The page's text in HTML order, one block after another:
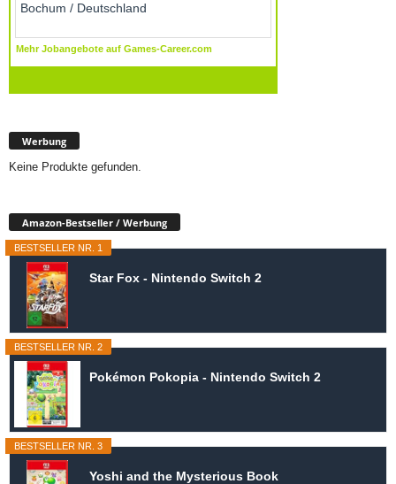
Werbung
Keine Produkte gefunden.
Amazon-Bestseller / Werbung
BESTSELLER NR. 1
Star Fox - Nintendo Switch 2
BESTSELLER NR. 2
Pokémon Pokopia - Nintendo Switch 2
BESTSELLER NR. 3
Yoshi and the Mysterious Book